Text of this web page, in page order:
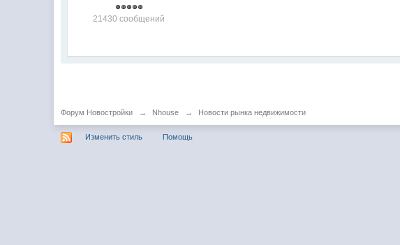
21430 сообщений
Форум Новостройки → Nhouse → Новости рынка недвижимости
Изменить стиль Помощь